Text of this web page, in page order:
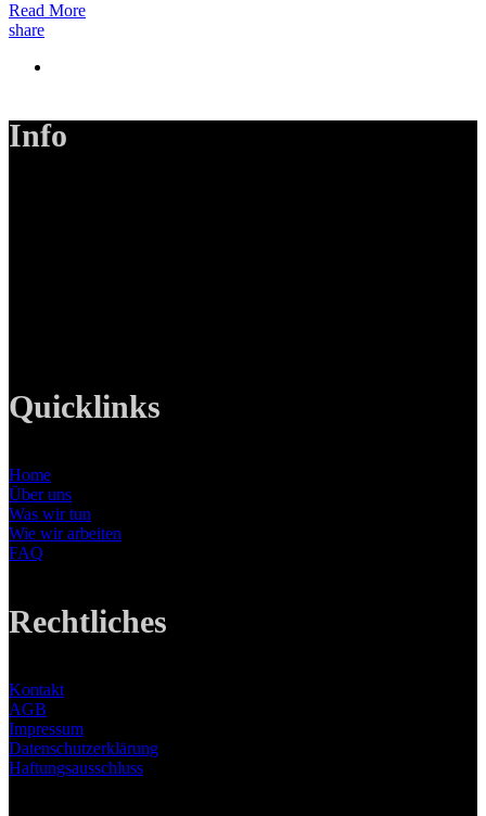
Read More
share
Info
Quicklinks
Home
Über uns
Was wir tun
Wie wir arbeiten
FAQ
Rechtliches
Kontakt
AGB
Impressum
Datenschutzerklärung
Haftungsausschluss